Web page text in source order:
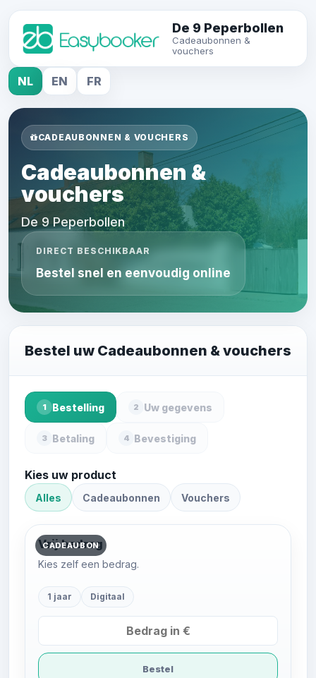
De 9 Peperbollen
Cadeaubonnen &
vouchers
NL EN FR
CADEAUBONNEN & VOUCHERS
Cadeaubonnen &
vouchers
De 9 Peperbollen
DIRECT BESCHIKBAAR
Bestel snel en eenvoudig online
Bestel uw Cadeaubonnen & vouchers
1 Bestelling 2 Uw gegevens
3 Betaling 4 Bevestiging
Kies uw product
Alles Cadeaubonnen Vouchers
CADEAUBON
Vrij bedrag
Kies zelf een bedrag.
1 jaar Digitaal
Bestel